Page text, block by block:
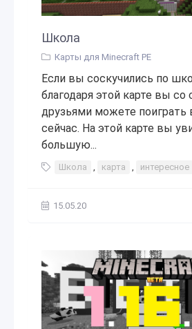
Школа
Карты для Minecraft PE
Если вы соскучились по
благодаря этой карте вы со
друзьями можете поиграть
сейчас. На этой карте вы
большую...
Школа , карта , интересное
15.05.20